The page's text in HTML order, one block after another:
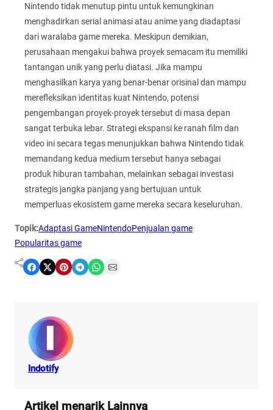
Nintendo tidak menutup pintu untuk kemungkinan
menghadirkan serial animasi atau anime yang diadaptasi
dari waralaba game mereka. Meskipun demikian,
perusahaan mengakui bahwa proyek semacam itu memiliki
tantangan unik yang perlu diatasi. Jika mampu
menghasilkan karya yang benar-benar orisinal dan mampu
merefleksikan identitas kuat Nintendo, potensi
pengembangan proyek-proyek tersebut di masa depan
sangat terbuka lebar. Strategi ekspansi ke ranah film dan
video ini secara tegas menunjukkan bahwa Nintendo tidak
memandang kedua medium tersebut hanya sebagai
produk hiburan tambahan, melainkan sebagai investasi
strategis jangka panjang yang bertujuan untuk
memperluas ekosistem game mereka secara keseluruhan.
Topik:Adaptasi GameNintendoPenjualan game
Popularitas game
Share on Facebook Share on X Share on Pinterest Share on Telegram Share on WhatsApp Share on Email
Indotify
Artikel menarik Lainnya